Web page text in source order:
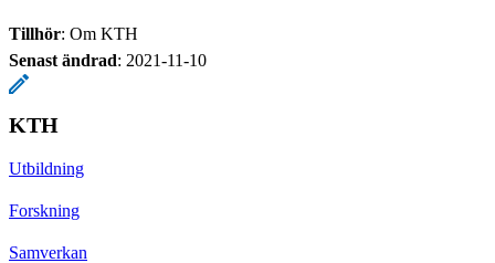
Tillhör: Om KTH
Senast ändrad: 2021-11-10
KTH
Utbildning
Forskning
Samverkan